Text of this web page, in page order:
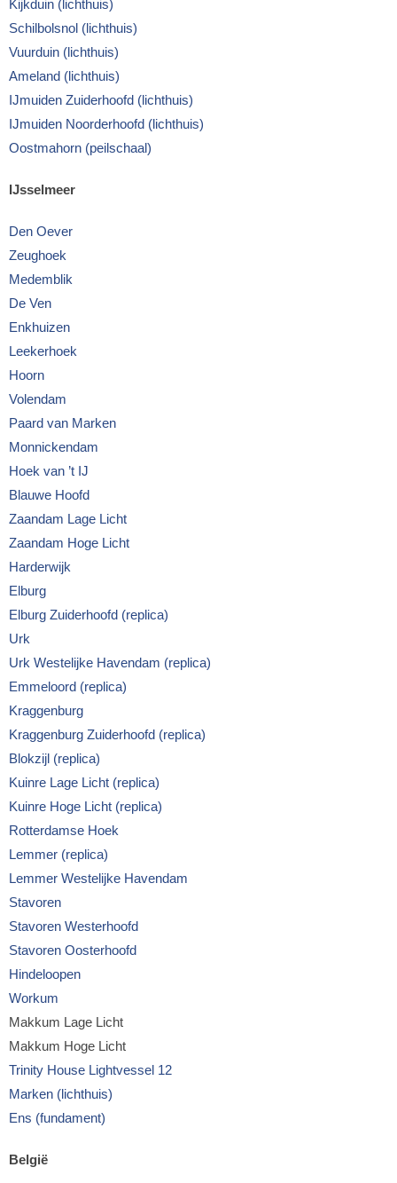
Kijkduin (lichthuis)
Schilbolsnol (lichthuis)
Vuurduin (lichthuis)
Ameland (lichthuis)
IJmuiden Zuiderhoofd (lichthuis)
IJmuiden Noorderhoofd (lichthuis)
Oostmahorn (peilschaal)
IJsselmeer
Den Oever
Zeughoek
Medemblik
De Ven
Enkhuizen
Leekerhoek
Hoorn
Volendam
Paard van Marken
Monnickendam
Hoek van ’t IJ
Blauwe Hoofd
Zaandam Lage Licht
Zaandam Hoge Licht
Harderwijk
Elburg
Elburg Zuiderhoofd (replica)
Urk
Urk Westelijke Havendam (replica)
Emmeloord (replica)
Kraggenburg
Kraggenburg Zuiderhoofd (replica)
Blokzijl (replica)
Kuinre Lage Licht (replica)
Kuinre Hoge Licht (replica)
Rotterdamse Hoek
Lemmer (replica)
Lemmer Westelijke Havendam
Stavoren
Stavoren Westerhoofd
Stavoren Oosterhoofd
Hindeloopen
Workum
Makkum Lage Licht
Makkum Hoge Licht
Trinity House Lightvessel 12
Marken (lichthuis)
Ens (fundament)
België